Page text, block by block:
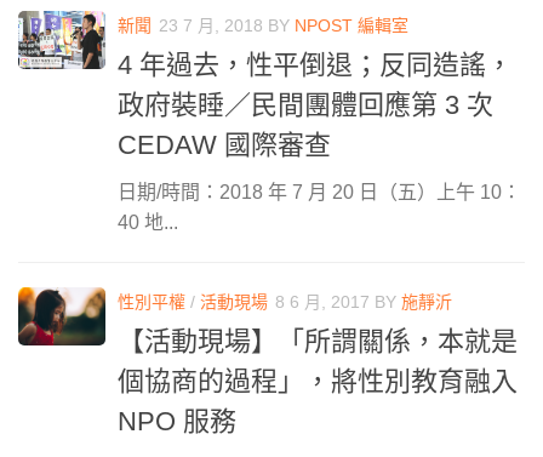
新聞 23 7 月, 2018 BY NPOST 編輯室
4 年過去，性平倒退；反同造謠，
政府裝睡／民間團體回應第 3 次
CEDAW 國際審查
日期/時間：2018 年 7 月 20 日（五）上午 10：
40 地...
性別平權 / 活動現場 8 6 月, 2017 BY 施靜沂
【活動現場】「所謂關係，本就是
個協商的過程」，將性別教育融入
NPO 服務